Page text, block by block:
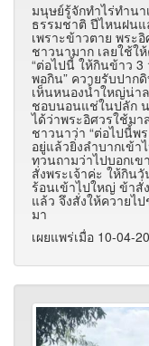
มนุษย์รู้จักทำไร่ทำน
ธรรมชาติ ปีไหนฝนแ
เพราะข้าวตาย พระ
ชาวนามาก เลยใช้ใ
“ต่อไปนี้ ให้กินข้าว
พอกิน” ควายรับปาก
เห็นหนองน้ำใหญ่น่า
ชอบนอนแช่ในปลัก
ได้ว่าพระอิศวรใช้มา
ชาวนาว่า “ต่อไปนี้พ
อยู่แล้วยิ่งลำบากเข้า
ทวนถามว่าไปบอกเข
สั่งพระเจ้าค่ะ ให้กินวั
ร้อนเข้าไปใหญ่ ข้าสั่
แล้ว จึงสั่งให้ควายไ
มา
เผยแพร่เมื่อ 10-04-